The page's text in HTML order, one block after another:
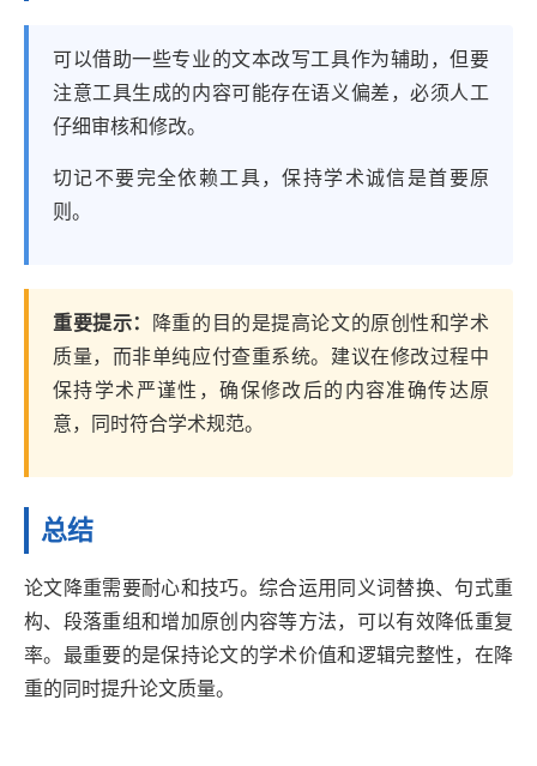
可以借助一些专业的文本改写工具作为辅助，但要
注意工具生成的内容可能存在语义偏差，必须人工
仔细审核和修改。
切记不要完全依赖工具，保持学术诚信是首要原
则。
重要提示：
降重的目的是提高论文的原创性和学术
质量，而非单纯应付查重系统。建议在修改过程中
保持学术严谨性，确保修改后的内容准确传达原
意，同时符合学术规范。
总结
论文降重需要耐心和技巧。综合运用同义词替换、句式重
构、段落重组和增加原创内容等方法，可以有效降低重复
率。最重要的是保持论文的学术价值和逻辑完整性，在降
重的同时提升论文质量。